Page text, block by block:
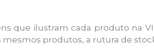
que ilustram cada produto
mesmos produtos, a rutura de